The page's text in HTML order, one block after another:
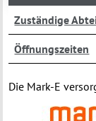
Zuständige
Öffnungszeiten
Die Mark-E